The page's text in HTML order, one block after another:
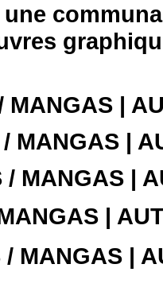
MANGAS |
MANGAS |
/ MANGAS |
|
/ MANGAS |